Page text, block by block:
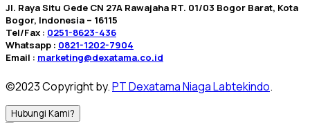
Jl. Raya Situ Gede CN 27A Rawajaha RT. 01/03 Bogor Barat, Kota
Bogor, Indonesia – 16115
Tel/Fax : 0251-8623-436
Whatsapp : 0821-1202-7904
Email : marketing@dexatama.co.id
©2023 Copyright by.PT Dexatama Niaga Labtekindo.
Hubungi Kami?